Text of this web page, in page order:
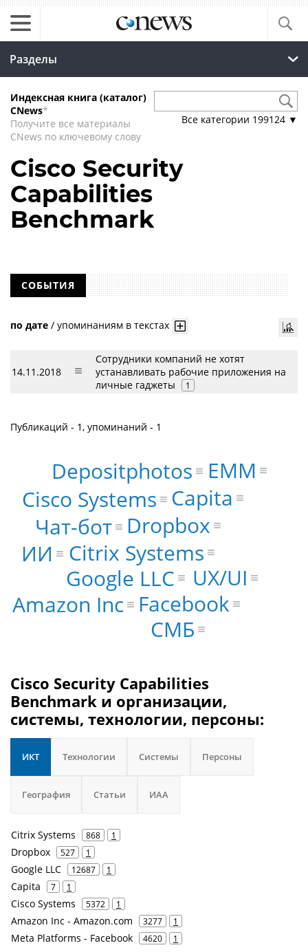
Разделы
Индексная книга (каталог)
CNews*
Получите все материалы
CNews по ключевому слову
Все категории 199124 ▼
Cisco Security
Capabilities
Benchmark
СОБЫТИЯ
по дате / упоминаниям в текстах
14.11.2018
Сотрудники компаний не хотят
устанавливать рабочие приложения на
личные гаджеты
1
Публикаций - 1, упоминаний - 1
Citrix Systems
Dropbox
Google LLC
Capita
Cisco Systems
Amazon Inc Facebook
Чат-бот
EMM
UX/UI
ИИ
Depositphotos
СМБ
Cisco Security Capabilities
Benchmark и организации,
системы, технологии, персоны:
ИКТ Технологии Системы Персоны
География Статьи ИАА
Citrix Systems 868 1
Dropbox 527 1
Google LLC 12687 1
Capita 7 1
Cisco Systems 5372 1
Amazon Inc - Amazon.com 3277 1
Meta Platforms - Facebook 4620 1